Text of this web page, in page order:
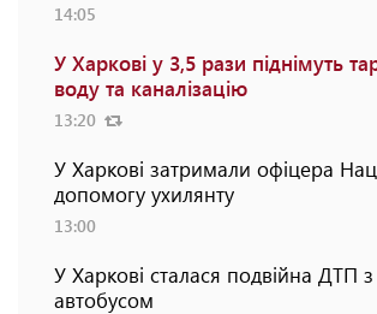
14:05
У Харкові у 3,5 рази піднімуть
воду та каналізацію
13:20
У Харкові затримали офіцера
допомогу ухилянту
13:00
У Харкові сталася подвійна ДТП
автобусом